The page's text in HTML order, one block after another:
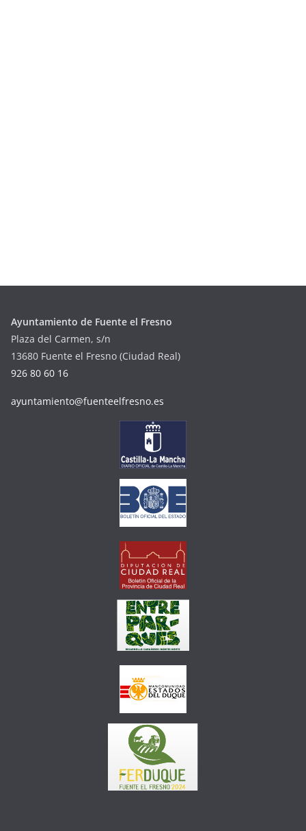
Ayuntamiento de Fuente el Fresno
Plaza del Carmen, s/n
13680 Fuente el Fresno (Ciudad Real)
926 80 60 16
ayuntamiento@fuenteelfresno.es